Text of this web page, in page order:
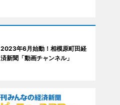
2023年6月始動！相模原町田経
済新聞「動画チャンネル」